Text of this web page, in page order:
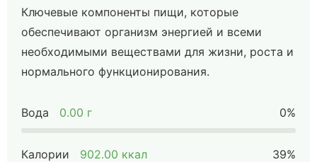
Ключевые компоненты пищи, которые
обеспечивают организм энергией и всеми
необходимыми веществами для жизни, роста и
нормального функционирования.
Вода 0.00 г 0%
Калории 902.00 ккал 39%